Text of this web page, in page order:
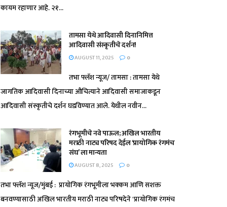
कायम रहाणार आहे. २१...
तामसा येथे आदिवासी दिनानिमित्त
आदिवासी संस्कृतीचे दर्शन!
AUGUST 11, 2025 0
तभा फ्लॅश न्यूज/ तामसा : तामसा येथे
जागतिक आदिवासी दिनाच्या औचित्याने आदिवासी समाजाकडून
आदिवासी संस्कृतीचे दर्शन घडविण्यात आले. येथील नवीन...
रंगभूमीचे नवे पाऊल; अखिल भारतीय
मराठी नाट्य परिषद देईल ‘प्रायोगिक रंगमंच
संघ’ ला मान्यता
AUGUST 8, 2025 0
तभा फ्लॅश न्यूज/मुंबई : प्रायोगिक रंगभूमीला भक्कम आणि सशक्त
बनवण्यासाठी अखिल भारतीय मराठी नाट्य परिषदेने 'प्रायोगिक रंगमंच